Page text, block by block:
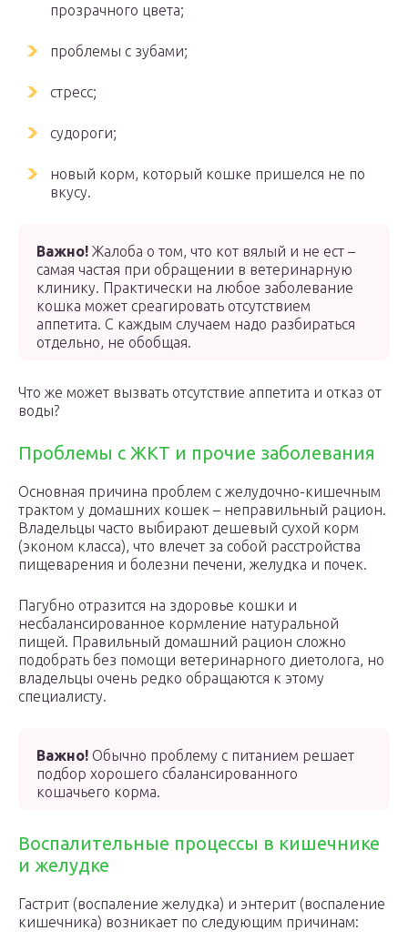
прозрачного цвета;
проблемы с зубами;
стресс;
судороги;
новый корм, который кошке пришелся не по
вкусу.
Важно! Жалоба о том, что кот вялый и не ест –
самая частая при обращении в ветеринарную
клинику. Практически на любое заболевание
кошка может среагировать отсутствием
аппетита. С каждым случаем надо разбираться
отдельно, не обобщая.
Что же может вызвать отсутствие аппетита и отказ от
воды?
Проблемы с ЖКТ и прочие заболевания
Основная причина проблем с желудочно-кишечным
трактом у домашних кошек – неправильный рацион.
Владельцы часто выбирают дешевый сухой корм
(эконом класса), что влечет за собой расстройства
пищеварения и болезни печени, желудка и почек.
Пагубно отразится на здоровье кошки и
несбалансированное кормление натуральной
пищей. Правильный домашний рацион сложно
подобрать без помощи ветеринарного диетолога, но
владельцы очень редко обращаются к этому
специалисту.
Важно! Обычно проблему с питанием решает
подбор хорошего сбалансированного
кошачьего корма.
Воспалительные процессы в кишечнике
и желудке
Гастрит (воспаление желудка) и энтерит (воспаление
кишечника) возникает по следующим причинам: